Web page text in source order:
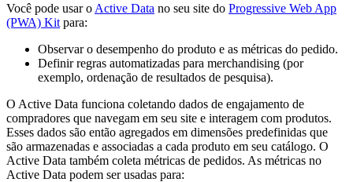
Você pode usar o Active Data no seu site do Progressive Web App
(PWA) Kit para:
Observar o desempenho do produto e as métricas do pedido.
Definir regras automatizadas para merchandising (por
exemplo, ordenação de resultados de pesquisa).
O Active Data funciona coletando dados de engajamento de
compradores que navegam em seu site e interagem com produtos.
Esses dados são então agregados em dimensões predefinidas que
são armazenadas e associadas a cada produto em seu catálogo. O
Active Data também coleta métricas de pedidos. As métricas no
Active Data podem ser usadas para: